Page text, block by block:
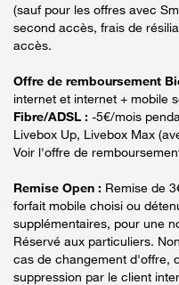
(sauf pour les offres avec
second accès, frais de
accès.
Offre de remboursement
internet et internet + mobile
Fibre/ADSL : -5€/mois
Livebox Up, Livebox Max
Voir l'offre de
Remise Open : Remise de
forfait mobile choisi ou
supplémentaires, pour une
Réservé aux particuliers.
cas de changement d'offre,
suppression par le client